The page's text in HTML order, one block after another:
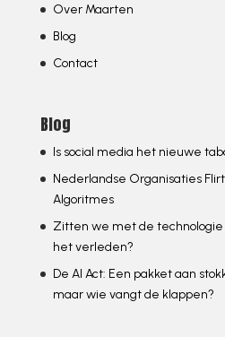
Over Maarten
Blog
Contact
Blog
Is social media het nieuwe
Nederlandse Organisaties
Algoritmes
Zitten we met de technologie
het verleden?
De AI Act: Een pakket aan
maar wie vangt de klappen?